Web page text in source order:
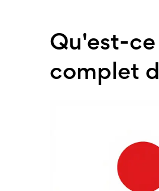
Qu'est-ce
complet